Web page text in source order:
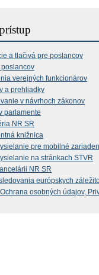
a tlačivá pre poslancov
verejných funkcionárov
a prehliadky
v návrhoch zákonov
parlamente
NR SR
knižnica
pre mobilné
na stránkach STVR
NR SR
európskych
osobných údajov,